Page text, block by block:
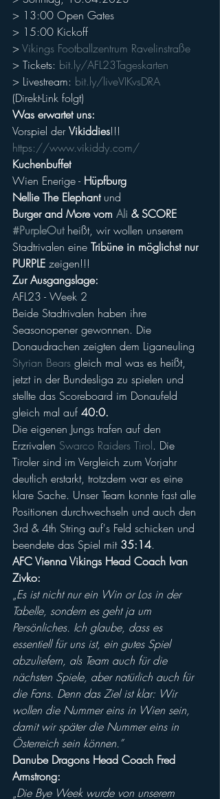
> 13:00 Open Gates
> 15:00 Kickoff
> Vikings Footballzentrum Ravelinstraße
> Tickets: bit.ly/AFL23Tageskarten
> Livestream: bit.ly/liveVIKvsDRA
(Direkt-Link folgt)
Was erwartet uns:
Vorspiel der Vikiddies!!!
https://www.vikiddy.com/
Kuchenbuffet
Wien Enerige - Hüpfburg
Nellie The Elephant und
Burger and More vom Ali & SCORE
#PurpleOut heißt, wir wollen unserem
Stadtrivalen eine Tribüne in möglichst nur
PURPLE zeigen!!!
Zur Ausgangslage:
AFL23 - Week 2
Beide Stadtrivalen haben ihre
Seasonopener gewonnen. Die
Donaudrachen zeigten dem Liganeuling
Styrian Bears gleich mal was es heißt,
jetzt in der Bundesliga zu spielen und
stellte das Scoreboard im Donaufeld
gleich mal auf 40:0.
Die eigenen Jungs trafen auf den
Erzrivalen Swarco Raiders Tirol. Die
Tiroler sind im Vergleich zum Vorjahr
deutlich erstarkt, trotzdem war es eine
klare Sache. Unser Team konnte fast alle
Positionen durchwechseln und auch den
3rd & 4th String auf's Feld schicken und
beendete das Spiel mit 35:14.
AFC Vienna Vikings Head Coach Ivan
Zivko:
„Es ist nicht nur ein Win or Los in der
Tabelle, sondern es geht ja um
Persönliches. Ich glaube, dass es
essentiell für uns ist, ein gutes Spiel
abzuliefern, als Team auch für die
nächsten Spiele, aber natürlich auch für
die Fans. Denn das Ziel ist klar: Wir
wollen die Nummer eins in Wien sein,
damit wir später die Nummer eins in
Österreich sein können.”
Danube Dragons Head Coach Fred
Armstrong:
„Die Bye Week wurde von unserem